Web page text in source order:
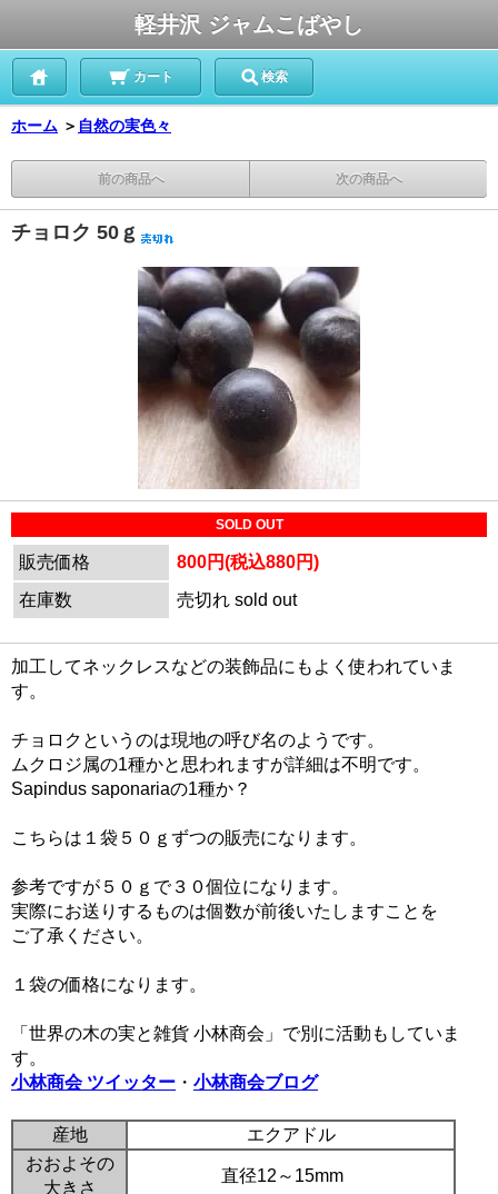
軽井沢 ジャムこばやし
カート 検索
ホーム ＞ 自然の実色々
前の商品へ 次の商品へ
チョロク 50ｇ
SOLD OUT
販売価格
800円(税込880円)
在庫数
売切れ sold out
加工してネックレスなどの装飾品にもよく使われていま
す。
チョロクというのは現地の呼び名のようです。
ムクロジ属の1種かと思われますが詳細は不明です。
Sapindus saponariaの1種か？
こちらは１袋５０ｇずつの販売になります。
参考ですが５０ｇで３０個位になります。
実際にお送りするものは個数が前後いたしますことを
ご了承ください。
１袋の価格になります。
「世界の木の実と雑貨 小林商会」で別に活動もしていま
す。
小林商会 ツイッター ・ 小林商会ブログ
産地
エクアドル
おおよその
大きさ
直径12～15mm